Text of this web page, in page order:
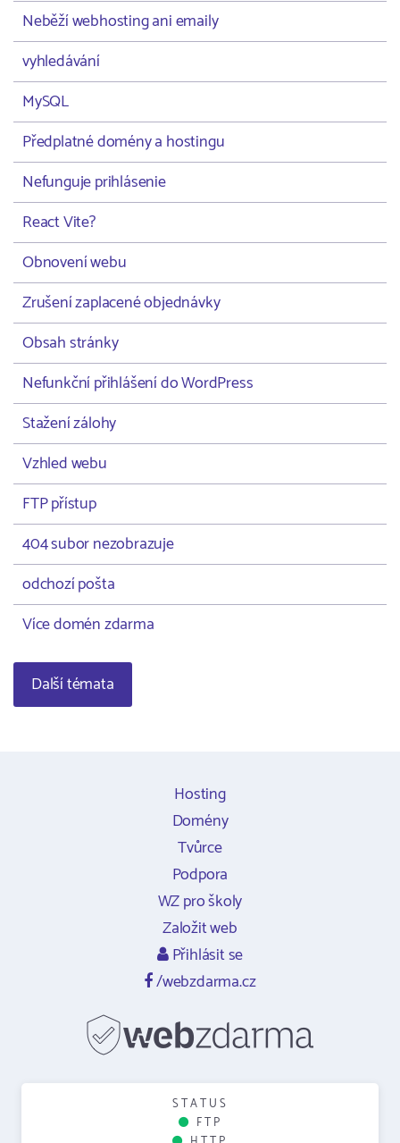
Neběží webhosting ani emaily
vyhledávání
MySQL
Předplatné domény a hostingu
Nefunguje prihlásenie
React Vite?
Obnovení webu
Zrušení zaplacené objednávky
Obsah stránky
Nefunkční přihlášení do WordPress
Stažení zálohy
Vzhled webu
FTP přístup
404 subor nezobrazuje
odchozí pošta
Více domén zdarma
Další témata
Hosting
Domény
Tvůrce
Podpora
WZ pro školy
Založit web
Přihlásit se
/webzdarma.cz
STATUS
FTP